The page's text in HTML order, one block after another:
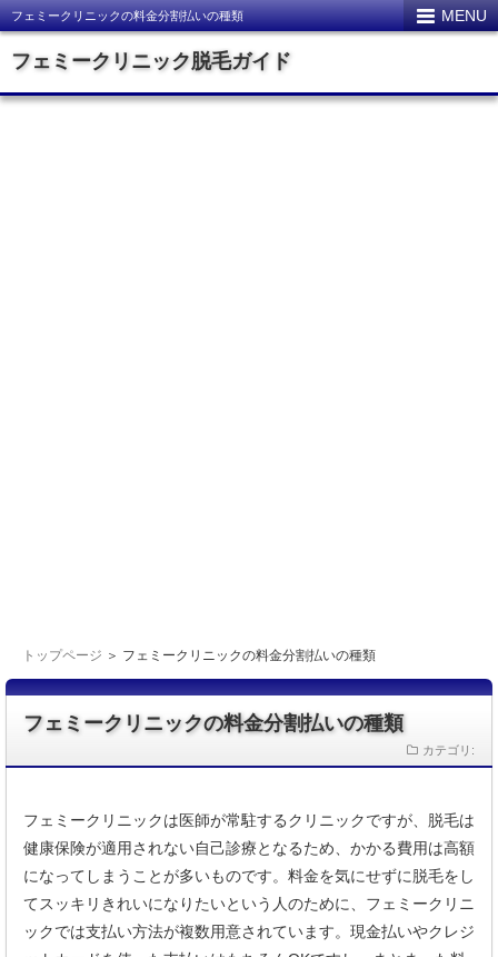
フェミークリニックの料金分割払いの種類
フェミークリニック脱毛ガイド
MENU
トップページ ＞ フェミークリニックの料金分割払いの種類
フェミークリニックの料金分割払いの種類
カテゴリ:
フェミークリニックは医師が常駐するクリニックですが、脱毛は
健康保険が適用されない自己診療となるため、かかる費用は高額
になってしまうことが多いものです。料金を気にせずに脱毛をし
てスッキリきれいになりたいという人のために、フェミークリニ
ックでは支払い方法が複数用意されています。現金払いやクレジ